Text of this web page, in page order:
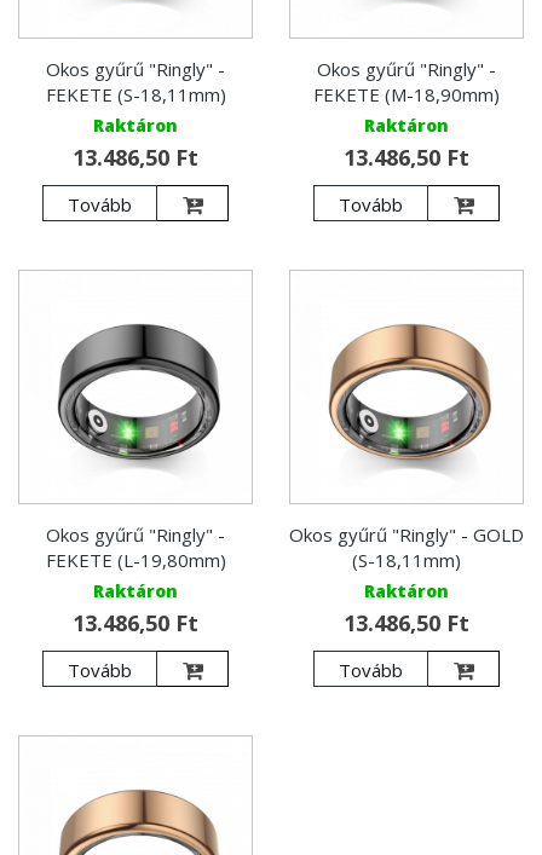
Okos gyűrű "Ringly" -
FEKETE (S-18,11mm)
Raktáron
13.486,50 Ft
Tovább
Okos gyűrű "Ringly" -
FEKETE (M-18,90mm)
Raktáron
13.486,50 Ft
Tovább
Okos gyűrű "Ringly" -
FEKETE (L-19,80mm)
Raktáron
13.486,50 Ft
Tovább
Okos gyűrű "Ringly" - GOLD
(S-18,11mm)
Raktáron
13.486,50 Ft
Tovább